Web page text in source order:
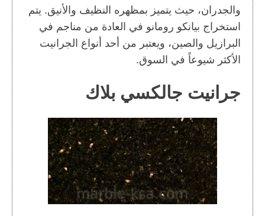
والجدران، حيث يتميز بمظهره النظيف والأنيق. يتم
استخراج بيانكو رومانو في العادة من مناجم في
البرازيل والصين، ويعتبر من أحد أنواع الجرانيت
الأكثر شيوعاً في السوق.
جرانيت جالكسي بلاك